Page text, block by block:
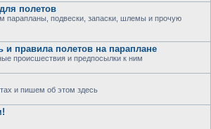
полетов
парапланы, подвески, запаски, шлемы и прочую
и правила полетов на параплане
происшествия и предпосылки к ним
и пишем об этом здесь